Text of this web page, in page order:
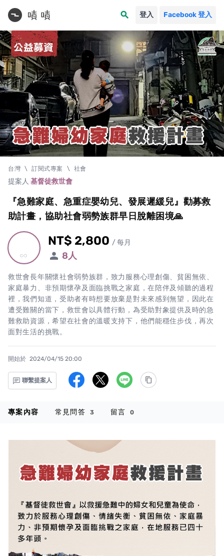
search 登入 Facebook 登入
台灣 \ 訂閱式專案 \ 社會
提案人 基督徒救世會
『急難家庭、急重症嬰幼兒、發展遲緩兒』勸募救
助計畫，協助社會弱勢族群早日脫離困境🙏
all_inclusive
累計集資金額
NT$ 2,800 / 每月
8人
救世會長年關懷社會弱勢族群，致力服務心理創傷、貧困無依、
家庭暴力、非預期懷孕及面臨挑戰之家庭，在陪伴及傾聽的過程
裡，我們知道，受助者有時想要放棄是對未來感到無望，因此在
遭受難關的當下，救世會以具體行動，為受助對象提供及時的急
難救助資源，希望在社會的溫暖支持下，他們能穩住步伐，再次
面對生活的挑戰。
開始於 2024/04/15 20:00
聯繫提案人
專案內容 常見問答 3 留言 0